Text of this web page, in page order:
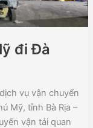
đi Đà
vụ vận chuyển
Mỹ, tỉnh Bà Rịa –
vận tải quan